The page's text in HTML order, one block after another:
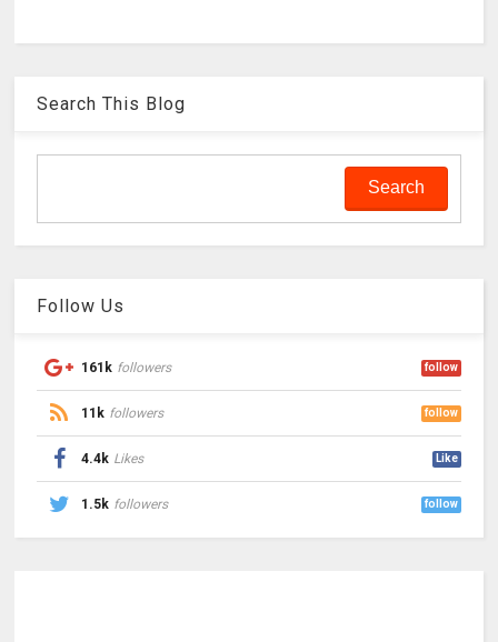
Search This Blog
Follow Us
161k followers follow
11k followers follow
4.4k Likes Like
1.5k followers follow